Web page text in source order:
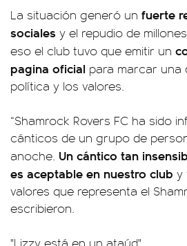
La situación generó un fuerte
sociales y el repudio de
eso el club tuvo que emitir un
pagina oficial para marcar una
política y los valores.
“Shamrock Rovers FC ha sido
cánticos de un grupo de
anoche. Un cántico tan
es aceptable en nuestro club y
valores que representa el
escribieron.
"Lizzy está en un ataúd"